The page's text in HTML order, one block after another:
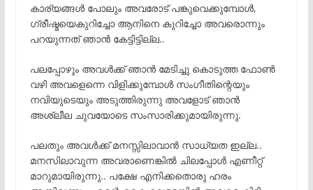
കാര്യങ്ങൾ പോലും അവരോട് പങ്കുവെക്കുമ്പോൾ,
ഗ്രീഷ്മയെകുറിച്ചോ ആനിനെ കുറിച്ചോ അവരൊന്നും
പറയുന്നത് ഞാൻ കേട്ടിട്ടില്ല..
പലപ്പോഴും അവൾക്ക് ഞാൻ മേടിച്ചു കൊടുത്ത ഫോൺ
വഴി അവളെന്നെ വിളിക്കുമ്പോൾ സംഗീതിന്റെയും
നവിയുടെയും അടുത്തിരുന്നു അവളോട് ഞാൻ
അശ്ലീല ചുവയോടെ സംസാരിക്കുമായിരുന്നു.
പലതും അവൾക്ക് മനസ്സിലാവാൻ സാധ്യത ഇല്ല..
മനസിലാവുന്ന അവരാണെങ്കിൽ ചിലപ്പോൾ എണീറ്റ്
മാറുമായിരുന്നു.. പക്ഷേ എനിക്കതൊരു ഹരം